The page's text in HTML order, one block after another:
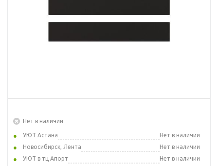
Нет в наличии
УЮТ Астана
Нет в наличии
Новосибирск, Лента
Нет в наличии
УЮТ в тц Апорт
Нет в наличии